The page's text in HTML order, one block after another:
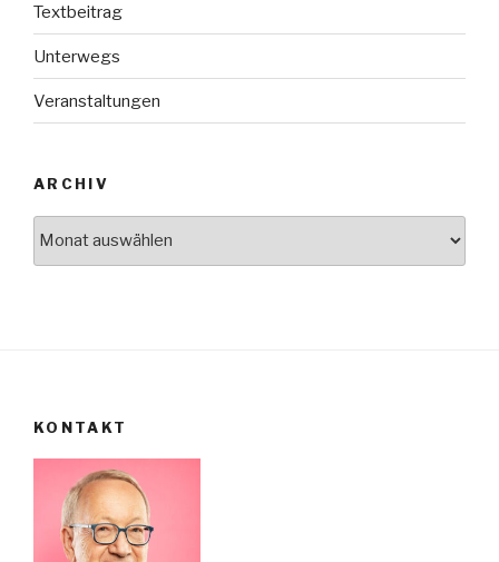
Textbeitrag
Unterwegs
Veranstaltungen
ARCHIV
KONTAKT